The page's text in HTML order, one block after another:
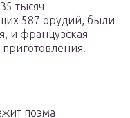
тысяч
587 орудий, были
и французская
поэма